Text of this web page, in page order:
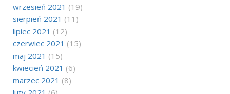
wrzesień 2021 (19)
sierpień 2021 (11)
lipiec 2021 (12)
czerwiec 2021 (15)
maj 2021 (15)
kwiecień 2021 (6)
marzec 2021 (8)